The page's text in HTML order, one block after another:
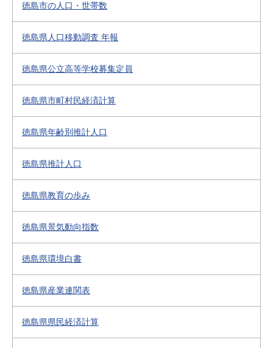
徳島市の人口・世帯数
徳島県人口移動調査 年報
徳島県公立高等学校募集定員
徳島県市町村民経済計算
徳島県年齢別推計人口
徳島県推計人口
徳島県教育の歩み
徳島県景気動向指数
徳島県環境白書
徳島県産業連関表
徳島県県民経済計算